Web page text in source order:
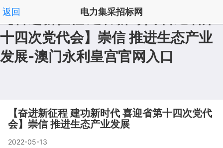
【奋进新征程 建功新时代 喜迎省第
十四次党代会】崇信 推进生态产业
发展-澳门永利皇宫官网入口
返回 电力集采招标网
|拟在建澳门永利皇宫澳门永利皇宫官网入口官网入口首
页|频道列表', '取消');">
【奋进新征程 建功新时代 喜迎省第十四次党代
会】崇信 推进生态产业发展
2022-05-13